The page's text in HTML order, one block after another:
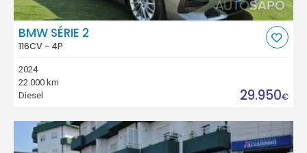
BMW SÉRIE 2
116CV - 4P
2024
22.000 km
Diesel
29.950€